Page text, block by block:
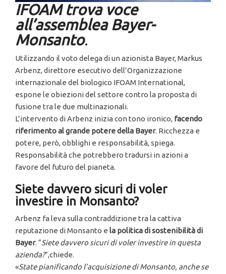
IFOAM trova voce
all’assemblea Bayer-
Monsanto.
Utilizzando il voto delega di un azionista Bayer, Markus
Arbenz, direttore esecutivo dell’Organizzazione
internazionale del biologico IFOAM International,
espone le obiezioni del settore contro la proposta di
fusione tra le due multinazionali.
L’intervento di Arbenz inizia con tono ironico, facendo
riferimento al grande potere della Bayer. Ricchezza e
potere, però, obblighi e responsabilità, spiega.
Responsabilità che potrebbero tradursi in azioni a
favore del futuro del pianeta.
Siete davvero sicuri di voler
investire in Monsanto?
Arbenz fa leva sulla contraddizione tra la cattiva
reputazione di Monsanto e la politica di sostenibilità di
Bayer. “Siete davvero sicuri di voler investire in questa
azienda?”,chiede.
«State pianificando l’acquisizione di Monsanto, anche se